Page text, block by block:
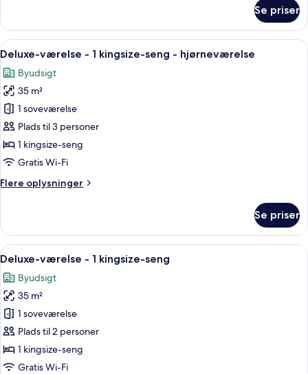
-
kingsize-
(High
Floor)
Se priser
Indlæs
alle
billeder
af
Deluxe-
værelse
-
1
seng
Et moderne badeværelse med et
13
Deluxe-værelse - 1 kingsize-seng - hjørneværelse
Byudsigt
35 m²
1 soveværelse
Plads til 3 personer
1 kingsize-seng
Gratis Wi-Fi
Flere oplysninger
Flere
værelse
1
seng
hjørneværelse
Se priser
Indlæs
alle
billeder
af
Deluxe-
værelse
-
1
Et hotelværelse med en stor seng,
7
Deluxe-værelse - 1 kingsize-seng
Byudsigt
35 m²
1 soveværelse
Plads til 2 personer
1 kingsize-seng
Gratis Wi-Fi